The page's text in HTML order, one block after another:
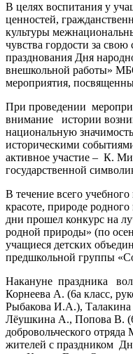
В целях воспитания у
ценностей,
культуры
чувства гордости за
празднования Дня
внешкольной работы»
мероприятия,
При проведении
внимание истории
национальную
историческими
активное участие – К.
государственной
В течение всего
красоте, природе
дни прошел конкурс на
родной природы» (по
учащиеся детских
предшкольной группы
Накануне праздника
Корнеева А. (6а класс,
Рыбакова И.А.),
Лёушкина А., Попова В. (6
добровольческого
жителей с праздником